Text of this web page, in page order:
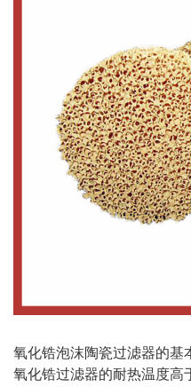
氧化锆泡沫陶瓷过滤器的基
氧化锆过滤器的耐热温度高